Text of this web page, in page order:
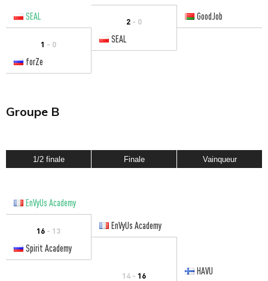
SEAL
2 - 0 GoodJob
1 - 0
SEAL
forZe
Groupe B
1/2 finale Finale Vainqueur
EnVyUs Academy
16 - 13
EnVyUs Academy
Spirit Academy
14 - 16
HAVU